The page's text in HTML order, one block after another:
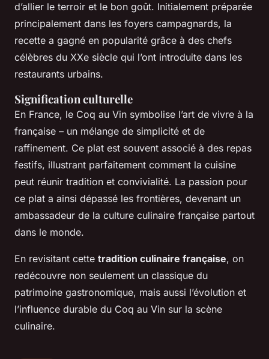
d’allier le terroir et le bon goût. Initialement préparée
principalement dans les foyers campagnards, la
recette a gagné en popularité grâce à des chefs
célèbres du XXe siècle qui l’ont introduite dans les
restaurants urbains.
Signification culturelle
En France, le Coq au Vin symbolise l’art de vivre à la
française – un mélange de simplicité et de
raffinement. Ce plat est souvent associé à des repas
festifs, illustrant parfaitement comment la cuisine
peut réunir tradition et convivialité. La passion pour
ce plat a ainsi dépassé les frontières, devenant un
ambassadeur de la culture culinaire française partout
dans le monde.
En revisitant cette tradition culinaire française, on
redécouvre non seulement un classique du
patrimoine gastronomique, mais aussi l’évolution et
l’influence durable du Coq au Vin sur la scène
culinaire.